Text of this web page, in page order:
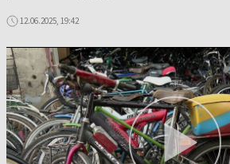
12.06.2025, 19:42